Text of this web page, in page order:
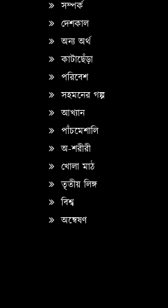
সম্পর্ক
দেশকাল
অন্য অর্থ
কাটাছেঁড়া
পরিবেশ
সহমনের গল্প
আখ্যান
পাঁচমেশালি
অ-শরীরী
খোলা মাঠ
তৃতীয় লিঙ্গ
বিশ্ব
অন্বেষণ